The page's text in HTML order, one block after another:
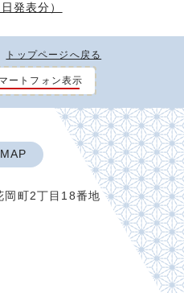
発表分）
トップページへ戻る
ートフォン表示
MAP
岡町2丁目18番地